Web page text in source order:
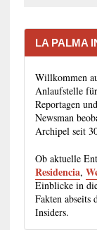
LA PALMA
Willkommen
Anlaufstelle
Reportagen
Newsman
Archipel seit
Ob aktuelle
Residencia,
Einblicke in
Fakten abseits
Insiders.